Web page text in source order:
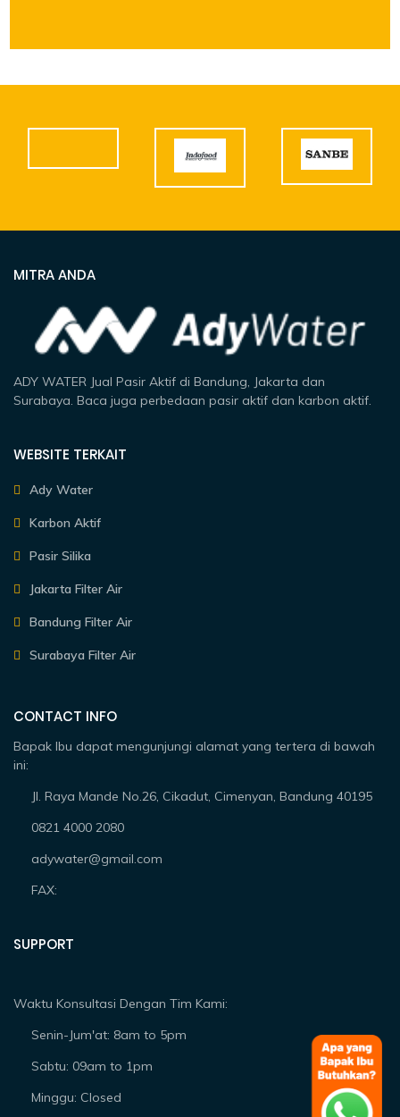
MITRA ANDA
ADY WATER Jual Pasir Aktif di Bandung, Jakarta dan
Surabaya. Baca juga perbedaan pasir aktif dan karbon aktif.
WEBSITE TERKAIT
Ady Water
Karbon Aktif
Pasir Silika
Jakarta Filter Air
Bandung Filter Air
Surabaya Filter Air
CONTACT INFO
Bapak Ibu dapat mengunjungi alamat yang tertera di bawah
ini:
Jl. Raya Mande No.26, Cikadut, Cimenyan, Bandung 40195
0821 4000 2080
adywater@gmail.com
FAX:
SUPPORT
Waktu Konsultasi Dengan Tim Kami:
Senin-Jum'at: 8am to 5pm
Sabtu: 09am to 1pm
Minggu: Closed